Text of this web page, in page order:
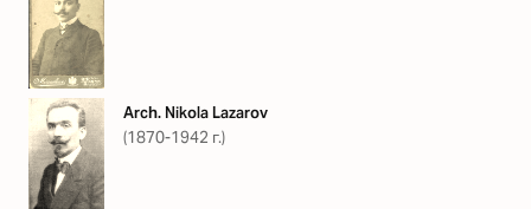
Arch. Nikola Lazarov
(1870-1942 г.)